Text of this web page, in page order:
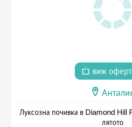
виж
Луксозна почивка в Diamond Hill
лятото